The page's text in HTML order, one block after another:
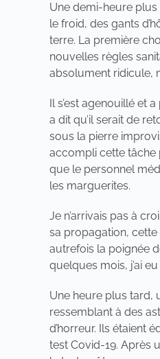
Une demi-heure plus
le froid, des gants
terre. La première
nouvelles règles
absolument ridicule,
Il s’est agenouillé et
a dit qu’il serait de
sous la pierre
accompli cette tâche
que le personnel
les marguerites.
Je n’arrivais pas à
sa propagation, cette
autrefois la poignée
quelques mois, j’ai
Une heure plus tard,
ressemblant à des
d’horreur. Ils étaient
test Covid-19. Après